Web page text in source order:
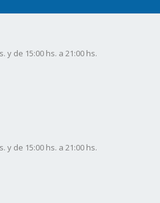
y de 15:00 hs. a 21:00 hs.
y de 15:00 hs. a 21:00 hs.